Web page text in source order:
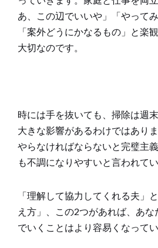
あ、この辺でいいや」「やって
「案外どうにかなるもの」と楽
大切なのです。
時には手を抜いても、掃除は週
大きな影響があるわけではあり
やらなければならないと完璧主
も不調になりやすいと言われてい
「理解して協力してくれる夫」
え方」、この2つがあれば、あ
でいくことはより容易くなってい